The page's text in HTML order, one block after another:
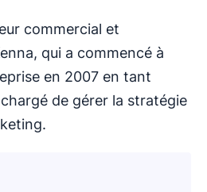
commercial et
qui a commencé à
en 2007 en tant
de gérer la stratégie